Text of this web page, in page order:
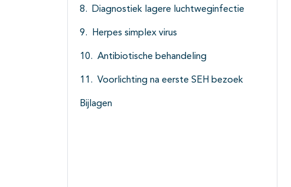
Diagnostiek lagere luchtweginfectie
Herpes simplex virus
Antibiotische behandeling
Voorlichting na eerste SEH bezoek
Bijlagen